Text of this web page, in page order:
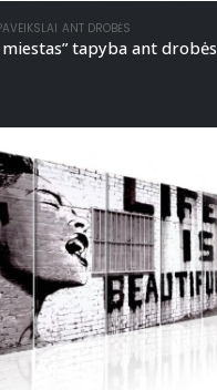
ANT DROBĖS
tapyba ant drobės